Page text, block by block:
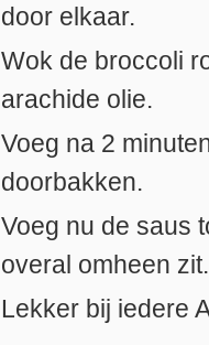
door elkaar.
Wok de broccoli
arachide olie.
Voeg na 2
doorbakken.
Voeg nu de saus
overal omheen zit.
Lekker bij iedere